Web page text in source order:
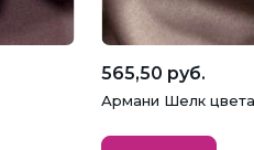
565,50 руб.
Армани Шелк